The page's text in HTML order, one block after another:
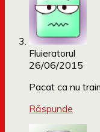
Fluieratorul
26/06/2015
Pacat ca nu
Răspunde